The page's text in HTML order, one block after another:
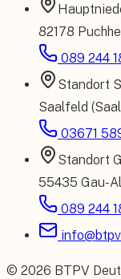
82178
089 244
Standort
Saalfeld
03671
Standort
55435 Gau-
089 244
© 2026 BTPV